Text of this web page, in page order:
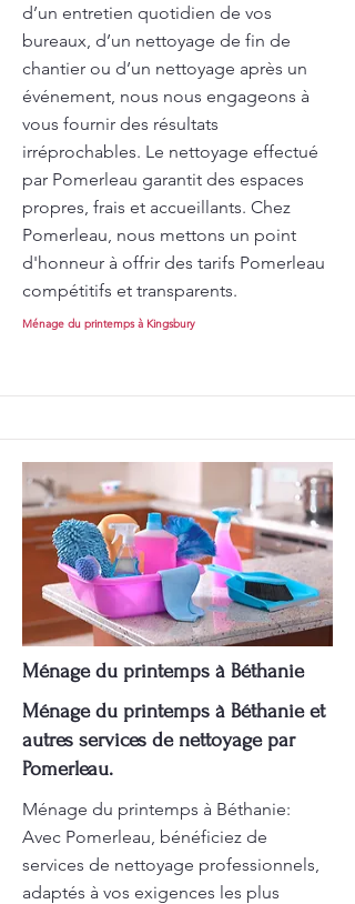
d’un entretien quotidien de vos
bureaux, d’un nettoyage de fin de
chantier ou d’un nettoyage après un
événement, nous nous engageons à
vous fournir des résultats
irréprochables. Le nettoyage effectué
par Pomerleau garantit des espaces
propres, frais et accueillants. Chez
Pomerleau, nous mettons un point
d'honneur à offrir des tarifs Pomerleau
compétitifs et transparents.
Ménage du printemps à Kingsbury
Ménage du printemps à Béthanie
Ménage du printemps à Béthanie et
autres services de nettoyage par
Pomerleau.
Ménage du printemps à Béthanie:
Avec Pomerleau, bénéficiez de
services de nettoyage professionnels,
adaptés à vos exigences les plus